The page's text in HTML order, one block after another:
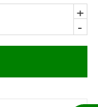
+
-